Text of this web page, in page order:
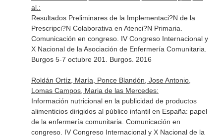
al.:
Resultados Preliminares de la Implementaci?N de la
Prescripci?N Colaborativa en Atenci?N Primaria.
Comunicación en congreso. IV Congreso Internacional y
X Nacional de la Asociación de Enfermería Comunitaria.
Burgos 5-7 octubre 201. Burgos. 2016
Roldán Ortíz, María, Ponce Blandón, Jose Antonio,
Lomas Campos, Maria de las Mercedes:
Información nutricional en la publicidad de productos
alimenticios dirigidos al público infantil en España: papel
de la enfermería comunitaria. Comunicación en
congreso. IV Congreso Internacional y X Nacional de la